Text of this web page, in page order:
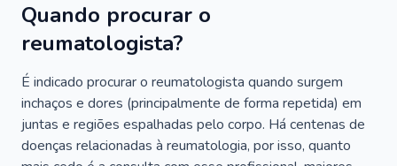
Quando procurar o
reumatologista?
É indicado procurar o reumatologista quando surgem
inchaços e dores (principalmente de forma repetida) em
juntas e regiões espalhadas pelo corpo. Há centenas de
doenças relacionadas à reumatologia, por isso, quanto